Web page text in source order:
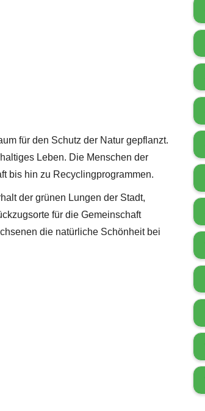
für den Schutz der Natur gepflanzt.
Leben. Die Menschen der
bis hin zu Recyclingprogrammen.
der grünen Lungen der Stadt,
für die Gemeinschaft
die natürliche Schönheit bei